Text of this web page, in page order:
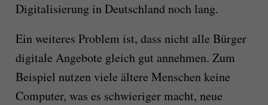
Digitalisierung in Deutschland noch lang.
Ein weiteres Problem ist, dass nicht alle Bürger
digitale Angebote gleich gut annehmen. Zum
Beispiel nutzen viele ältere Menschen keine
Computer, was es schwieriger macht, neue